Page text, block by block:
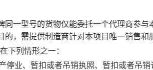
同一型号的货物仅能委托一个代理商参
的，需提供制造商针对本项目唯一销售和
下列情形之一：
停业、暂扣或者吊销执照、暂扣或者吊